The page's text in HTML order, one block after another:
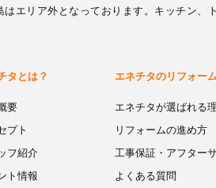
エリア外となっております。キッチン
タとは？
要
プト
フ紹介
ト情報
エネチタのリフォーム
エネチタが選ばれる
リフォームの進め方
工事保証・アフター
よくある質問